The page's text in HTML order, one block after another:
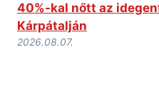
40%-kal nőtt az
Kárpátalján
2026.08.07.